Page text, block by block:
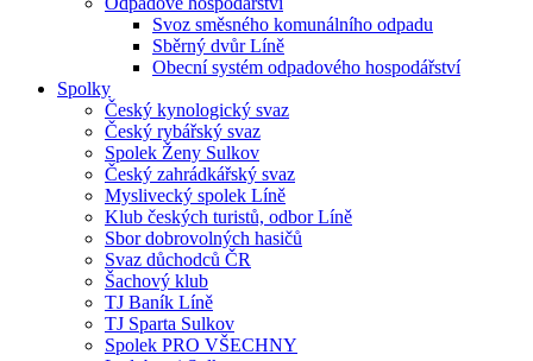
Svoz směsného komunálního odpadu
Sběrný dvůr Líně
Obecní systém odpadového hospodářství
Spolky
Český kynologický svaz
Český rybářský svaz
Spolek Ženy Sulkov
Český zahrádkářský svaz
Myslivecký spolek Líně
Klub českých turistů, odbor Líně
Sbor dobrovolných hasičů
Svaz důchodců ČR
Šachový klub
TJ Baník Líně
TJ Sparta Sulkov
Spolek PRO VŠECHNY